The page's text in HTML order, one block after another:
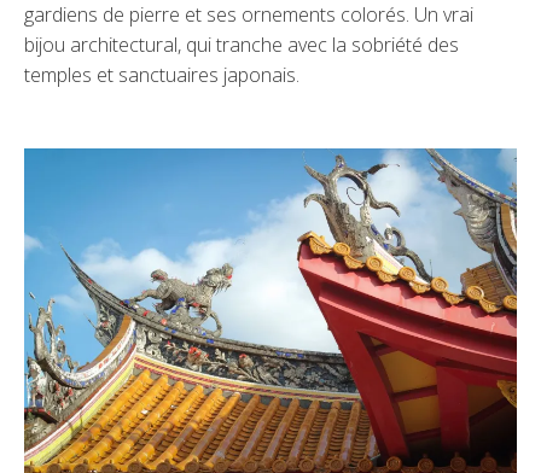
gardiens de pierre et ses ornements colorés. Un vrai
bijou architectural, qui tranche avec la sobriété des
temples et sanctuaires japonais.